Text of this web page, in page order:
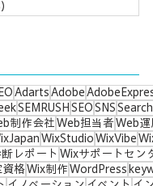
Adarts Adobe
SEMRUSH SEO SNS
制作会社 Web担当者 Web運
WixStudio WixVibe
レポート Wixサポートセン
資格Wix制作 WordPress